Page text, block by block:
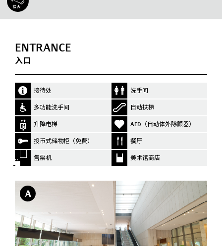
ENTRANCE
入口
接待处 洗手间
多功能洗手间 自动扶梯
升降电梯 AED（自动体外除颤器）
投币式储物柜（免费） 餐厅
售票机 美术馆商店
A